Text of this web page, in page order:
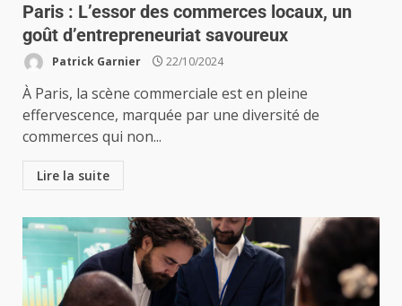
Paris : L’essor des commerces locaux, un
goût d’entrepreneuriat savoureux
Patrick Garnier 22/10/2024
À Paris, la scène commerciale est en pleine
effervescence, marquée par une diversité de
commerces qui non...
Lire la suite